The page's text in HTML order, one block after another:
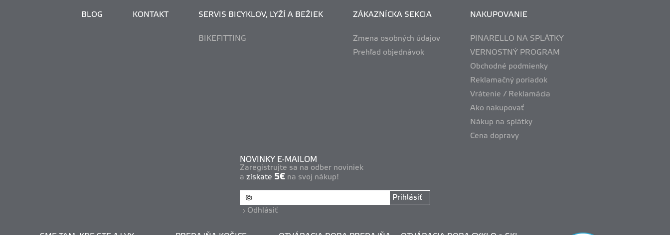
BLOG KONTAKT SERVIS BICYKLOV, LYŽÍ A BEŽIEK
BIKEFITTING
ZÁKAZNÍCKA SEKCIA
Zmena osobných údajov
Prehľad objednávok
NAKUPOVANIE
PINARELLO NA SPLÁTKY
VERNOSTNÝ PROGRAM
Obchodné podmienky
Reklamačný poriadok
Vrátenie / Reklamácia
Ako nakupovať
Nákup na splátky
Cena dopravy
NOVINKY E-MAILOM
Zaregistrujte sa na odber noviniek
a získate 5€ na svoj nákup!
Prihlásiť
Odhlásiť